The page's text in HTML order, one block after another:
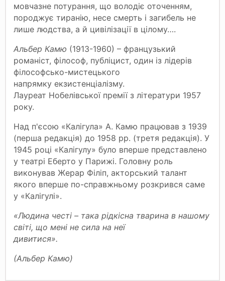
мовчазне потурання, що володіє оточенням,
породжує тиранію, несе смерть і загибель не
лише людства, а й цивілізації в цілому….
Альбер Камю (1913-1960) – французький
романіст, філософ, публіцист, один із лідерів
філософсько-мистецького
напрямку екзистенціалізму.
Лауреат Нобелівської премії з літератури 1957
року.
Над п'єсою «Калігула» А. Камю працював з 1939
(перша редакція) до 1958 рр. (третя редакція). У
1945 році «Калігулу» було вперше представлено
у театрі Еберто у Парижі. Головну роль
виконував Жерар Філіп, акторський талант
якого вперше по-справжньому розкрився саме
у «Калігулі».
«Людина честі – така рідкісна тварина в нашому
світі, що мені не сила на неї
дивитися».
(Альбер Камю)